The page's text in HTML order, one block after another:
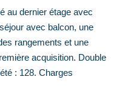
au dernier étage avec
avec balcon, une
rangements et une
acquisition. Double
: 128. Charges